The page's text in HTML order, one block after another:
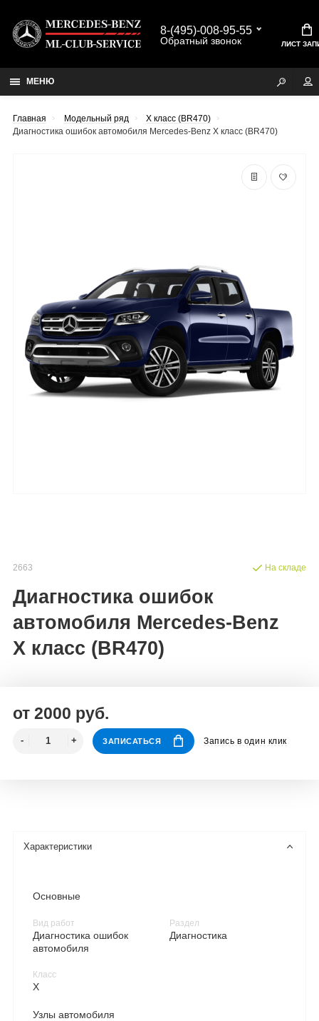
8-(495)-008-95-55
Обратный звонок ЛИСТ
МЕНЮ
Главная Модельный ряд
X класс (BR470)
Диагностика ошибок автомобиля Mercedes-Benz X класс (BR470)
2663
Диагностика ошибок
автомобиля Mercedes-Benz
X класс (BR470)
На складе
от 2000 руб.
ЗАПИСАТЬСЯ Запись в один клик
Характеристики
Основные
Вид работ
Диагностика ошибок
автомобиля
Класс
X
Раздел
Диагностика
Узлы автомобиля